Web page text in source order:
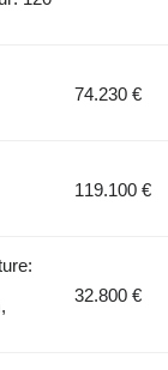
74.230 €
119.100 €
32.800 €